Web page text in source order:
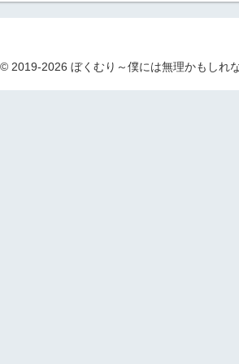
2019-2026 ぼくむり～僕には無理かもしれ